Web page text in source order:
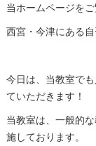
当ホームページを
西宮・今津にある
今日は、当教室で
ていただきます！
当教室は、一般的
施しております。